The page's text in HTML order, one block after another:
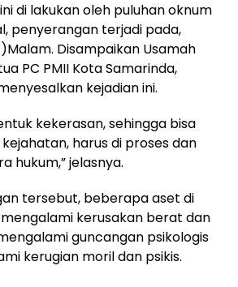
di lakukan oleh puluhan oknum
penyerangan terjadi pada,
Disampaikan Usamah
PC PMII Kota Samarinda,
kejadian ini.
kekerasan, sehingga bisa
harus di proses dan
hukum,” jelasnya.
tersebut, beberapa aset di
kerusakan berat dan
guncangan psikologis
kerugian moril dan psikis.